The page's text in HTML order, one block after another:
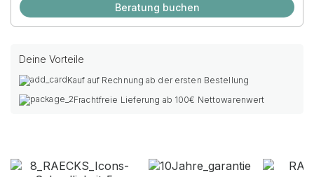
Beratung buchen
Deine Vorteile
Kauf auf Rechnung ab der ersten Bestellung
Frachtfreie Lieferung ab 100€ Nettowarenwert